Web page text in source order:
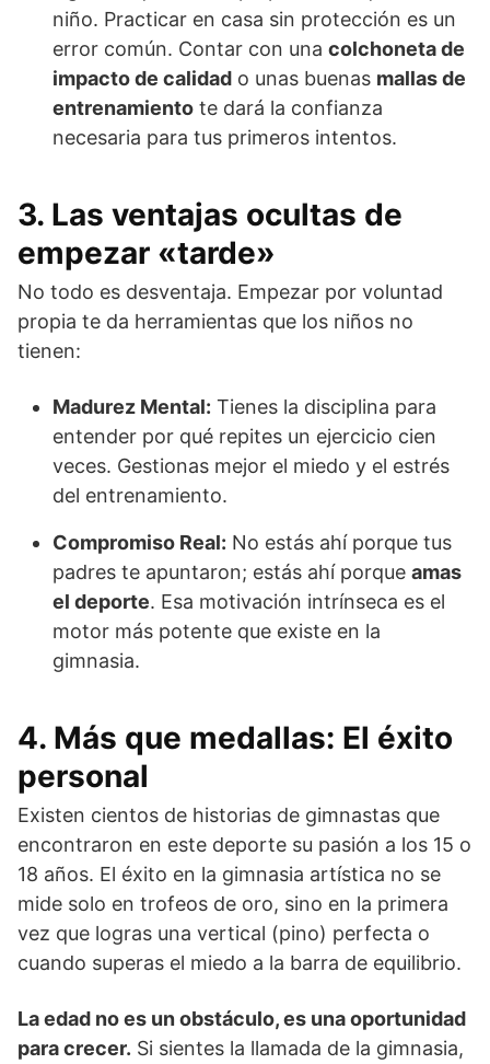
niño. Practicar en casa sin protección es un
error común. Contar con una colchoneta de
impacto de calidad o unas buenas mallas de
entrenamiento te dará la confianza
necesaria para tus primeros intentos.
3. Las ventajas ocultas de
empezar «tarde»
No todo es desventaja. Empezar por voluntad
propia te da herramientas que los niños no
tienen:
Madurez Mental: Tienes la disciplina para
entender por qué repites un ejercicio cien
veces. Gestionas mejor el miedo y el estrés
del entrenamiento.
Compromiso Real: No estás ahí porque tus
padres te apuntaron; estás ahí porque amas
el deporte. Esa motivación intrínseca es el
motor más potente que existe en la
gimnasia.
4. Más que medallas: El éxito
personal
Existen cientos de historias de gimnastas que
encontraron en este deporte su pasión a los 15 o
18 años. El éxito en la gimnasia artística no se
mide solo en trofeos de oro, sino en la primera
vez que logras una vertical (pino) perfecta o
cuando superas el miedo a la barra de equilibrio.
La edad no es un obstáculo, es una oportunidad
para crecer. Si sientes la llamada de la gimnasia,